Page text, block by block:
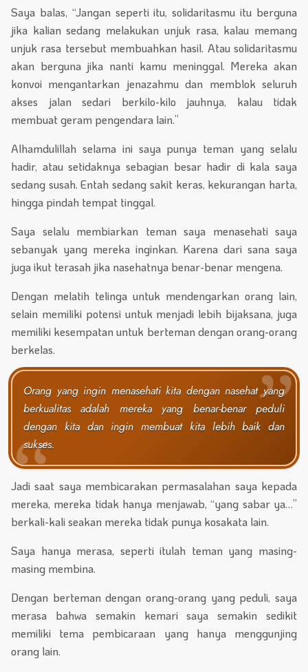
Saya balas, “Jangan seperti itu, solidaritasmu itu berguna
jika kalian sedang melakukan unjuk rasa, kalau memang
unjuk rasa tersebut membuahkan hasil. Atau solidaritasmu
akan berguna jika nanti kamu meninggal. Mereka akan
konvoi mengantarkan jenazahmu dan memblok seluruh
akses jalan sedari berkilo-kilo jauhnya, kalau tidak
membuat geram pengendara lain.”
Alhamdulillah selama ini saya punya teman yang selalu
hadir, atau setidaknya sebagian besar hadir di kala saya
sedang susah. Entah sedang sakit keras, kekurangan harta,
hingga pindah tempat tinggal.
Saya selalu membiarkan teman saya menasehati saya
sebanyak yang mereka inginkan. Karena dari sana saya
juga ikut terasah jika nasehatnya benar-benar mengena.
Dengan melatih telinga untuk mendengarkan orang lain,
selain memiliki potensi untuk menjadi lebih bijaksana, juga
memiliki kesempatan untuk berteman dengan orang-orang
berkelas.
Orang yang ingin menasehati kita dengan nasehat yang
berkualitas adalah mereka yang benar-benar peduli
dengan kita dan ingin membuat kita lebih baik dan
sukses.
Jadi saat saya membicarakan permasalahan saya kepada
mereka, mereka tidak hanya menjawab, “yang sabar ya…”
berkali-kali seakan mereka tidak punya kosakata lain.
Saya hanya merasa, seperti itulah teman yang masing-
masing membina.
Dengan berteman dengan orang-orang yang peduli, saya
merasa bahwa semakin kemari saya semakin sedikit
memiliki tema pembicaraan yang hanya menggunjing
orang lain.